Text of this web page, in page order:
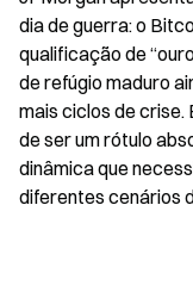
dia de guerra: o
qualificação de
de refúgio maduro
mais ciclos de crise.
de ser um rótulo
dinâmica que
diferentes cenários